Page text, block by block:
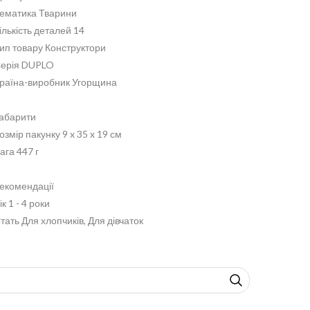
Тварини
деталей 14
товару Конструктори
DUPLO
виробник Угорщина
пакунку 9 x 35 x 19 см
447 г
1 - 4 роки
Для хлопчиків, Для дівчаток